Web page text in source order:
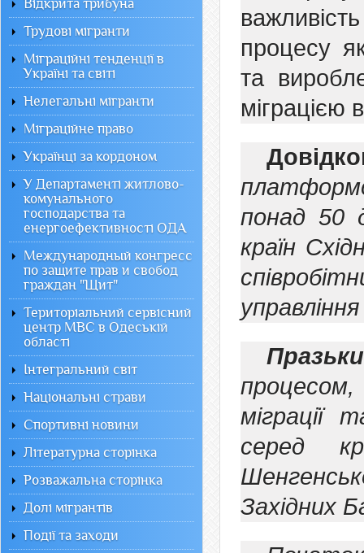
процесу
та
міграцією
понад 50
країн
міграції
серед
Західних
Відкрита трибуна
Трудові мігранти
Міграційні тенденції в
Україні та світі
Нелегальні мігранти
Міграційне право
Українці за кордоном
У Департаменті житлово-
комунального
господарства та
енергоефективності ОДА
Международный конгресс
по защите прав и свобод
граждан "Щит"
Територіальний сервісний
центр МВС в Одеській
області
Інтегральний світ
Національні страви
Спортивні новини
Літературна сторінка
Розважальна сторінка
Долі мігрантів
Події та заходи